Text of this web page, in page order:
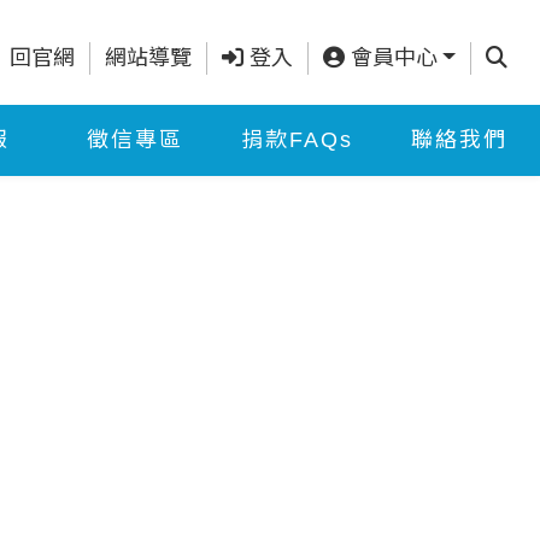
回官網 網站導覽 登入 會員中心 查詢
徵信專區 捐款FAQs 聯絡我們